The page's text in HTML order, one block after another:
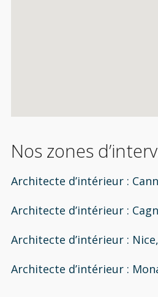
Nos zones
Architecte d’intérieur :
Architecte d’intérieur :
Architecte d’intérieur :
Architecte d’intérieur :